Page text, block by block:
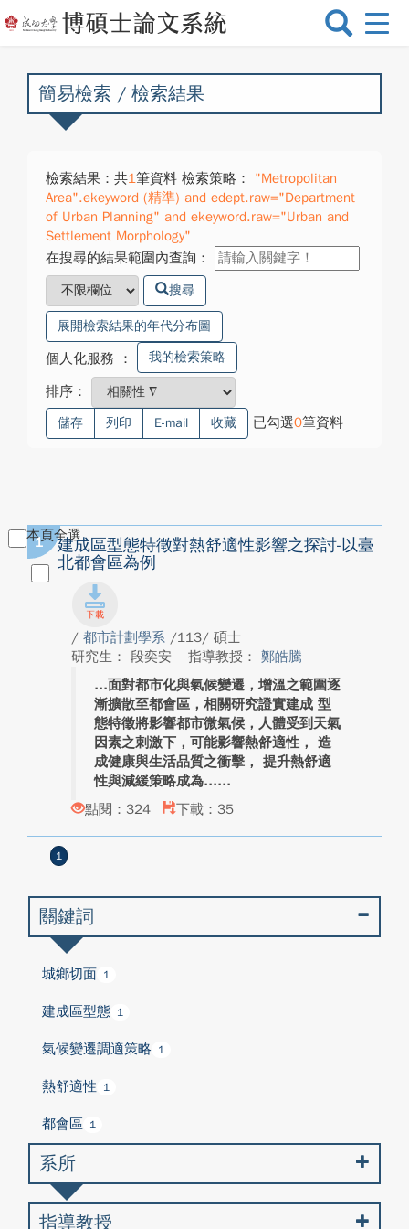
選
換
簡易檢索 / 檢索結果
檢索結果：共1筆資料 檢索策略：
"Metropolitan
Area".ekeyword (精準) and edept.raw="Department
of Urban Planning" and ekeyword.raw="Urban and
Settlement Morphology"
在搜尋的結果範圍內查詢：
搜尋
展開檢索結果的年代分布圖
個人化服務 ： 我的檢索策略
排序：
儲存 列印 E-mail 收藏 已勾選0筆資料
本頁全選
1
建成區型態特徵對熱舒適性影響之探討-以臺
北都會區為例
/ 都市計劃學系 /113/ 碩士
研究生： 段奕安
指導教授： 鄭皓騰
面對都市化與氣候變遷，增溫之範圍逐
漸擴散至都會區，相關研究證實建成 型
態特徵將影響都市微氣候，人體受到天氣
因素之刺激下，可能影響熱舒適性， 造
成健康與生活品質之衝擊， 提升熱舒適
性與減緩策略成為...
點閱：324
下載：35
1
關鍵詞
城鄉切面 1
建成區型態 1
氣候變遷調適策略 1
熱舒適性 1
都會區 1
系所
指導教授